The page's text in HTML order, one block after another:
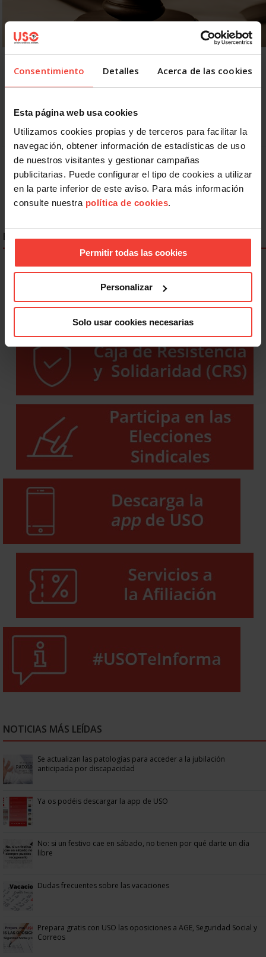
Consentimiento Detalles Acerca de las cookies
Esta página web usa cookies
Utilizamos cookies propias y de terceros para facilitar la
navegación, obtener información de estadísticas de uso
de nuestros visitantes y gestionar campañas
publicitarias. Puede configurar el tipo de cookies a utilizar
en la parte inferior de este aviso. Para más información
consulte nuestra política de cookies.
Permitir todas las cookies
Personalizar
Solo usar cookies necesarias
nos echan del Consejo de Desarrollo Sostenible
24 OCTUBRE, 2023
y nos da la razón: USO, miembro del Consejo de Desarrollo
Sostenible El Tribunal Supremo…
1 2 3 4 Siguiente
ENLACES DESTACADOS
NOTICIAS MÁS LEÍDAS
Se actualizan las patologías para acceder a la jubilación
anticipada por discapacidad
Ya os podéis descargar la app de USO
No: si un festivo cae en sábado, no tienen por qué darte un día
libre
Dudas frecuentes sobre las vacaciones
Prepara gratis con USO las oposiciones a AGE, Seguridad Social y
Correos